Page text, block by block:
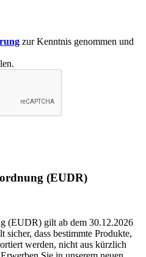
zur Kenntnis genommen und
(EUDR)
(EUDR) gilt ab dem 30.12.2026
sicher, dass bestimmte Produkte,
werden, nicht aus kürzlich